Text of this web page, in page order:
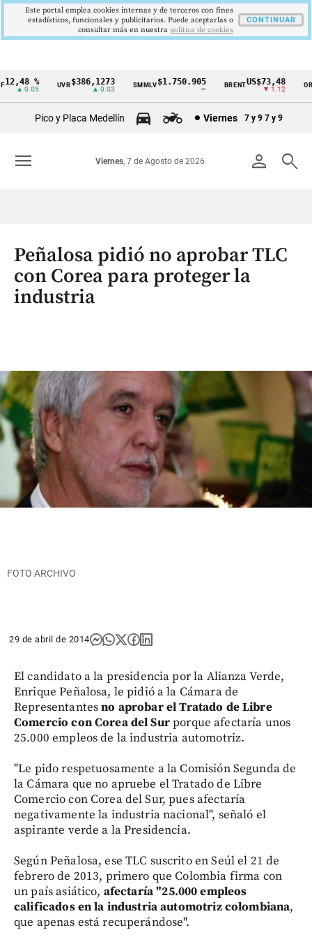
Cintillo
Colombia
%
▲ 0.05
UVR$386,1273
▲ 0.03
SMMLV$1.750.905 BRENTUS$73,48
▼ 1.12
ORO
Pico y Placa Medellín Viernes 7 y 9 7 y 9
person search
Viernes, 7 de Agosto de 2026
menu
Peñalosa pidió no aprobar TLC
con Corea para proteger la
industria
FOTO ARCHIVO
29 de abril de 2014
El candidato a la presidencia por la Alianza Verde,
Enrique Peñalosa, le pidió a la Cámara de
Representantesno aprobar el Tratado de Libre
Comercio con Corea del Surporque afectaría unos
25.000 empleos de la industria automotriz.
"Le pido respetuosamente a la Comisión Segunda de
la Cámara que no apruebe el Tratado de Libre
Comercio con Corea del Sur, pues afectaría
negativamente la industria nacional", señaló el
aspirante verde a la Presidencia.
Según Peñalosa, ese TLC suscrito en Seúl el 21 de
febrero de 2013, primero que Colombia firma con
un país asiático, afectaría "25.000 empleos
calificados en la industria automotriz colombiana,
que apenas está recuperándose".
Este portal emplea cookies internas y de terceros con fines
estadísticos, funcionales y publicitarios. Puede aceptarlas o
consultar más en nuestra politica de cookies
CONTINUAR